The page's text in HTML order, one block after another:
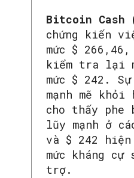
Bitcoin Cash
chứng kiến
mức $
kiểm tra lại
mức $ 242.
mạnh mẽ
cho thấy phe
lũy mạnh ở
và $ 242
mức kháng cự
trợ.